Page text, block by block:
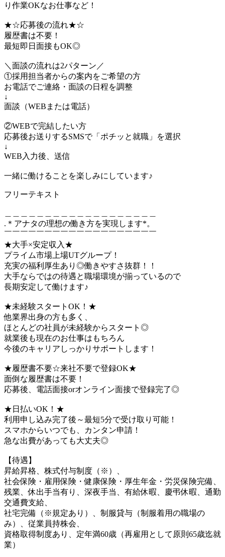
り作業OKなお仕事など！
★☆応募後の流れ★☆
履歴書は不要！
最短即日面接もOK◎
＼面談の流れは2パターン／
①採用担当者からの案内をご希望の方
お電話でご連絡・面談の日程を調整
↓
面談（WEBまたは電話）
②WEBで完結したい方
応募後お送りするSMSで「ポチッと就職」を選択
↓
WEB入力後、送信
一緒に働けることを楽しみにしています♪
フリーテキスト
.＊アナタの理想の働き方を実現します*。
￣￣￣￣￣￣￣￣￣￣￣￣￣￣￣￣￣￣￣
★大手×安定収入★
プライム市場上場UTグループ！
充実の福利厚生あり◎働きやすさ抜群！！
大手ならではの待遇と職場環境が揃っているので
長期安定して働けます♪
★未経験スタートOK！★
他業界出身の方も多く、
ほとんどの社員が未経験からスタート◎
就業後も現在のお仕事はもちろん
今後のキャリアしっかりサポートします！
★履歴書不要☆来社不要で登録OK★
面倒な履歴書は不要！
応募後、電話面接orオンライン面接で登録完了◎
★日払いOK！★
利用申し込み完了後～最短5分で受け取り可能！
スマホからいつでも、カンタン申請！
急な出費があっても大丈夫◎
【待遇】
昇給昇格、株式付与制度（※）、
社会保険・雇用保険・健康保険・厚生年金・労災保険完備、
残業、休出手当有り、深夜手当、有給休暇、慶弔休暇、通勤
交通費支給、
社宅完備（※規定あり）、制服貸与（制服着用の職場の
み）、従業員持株会、
資格取得制度あり、定年満60歳（再雇用として原則65歳迄就
業）